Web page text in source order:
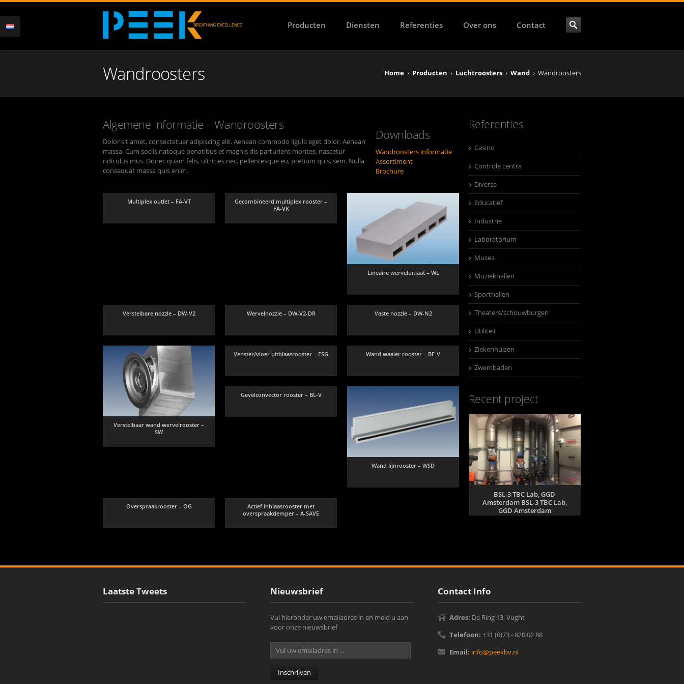
Producten Diensten Referenties Over ons Contact
Wandroosters Home › Producten › Luchtroosters › Wand › Wandroosters
Algemene informatie – Wandroosters
Dolor sit amet, consectetuer adipiscing elit. Aenean commodo ligula eget dolor. Aenean
massa. Cum sociis natoque penatibus et magnis dis parturient montes, nascetur
ridiculus mus. Donec quam felis, ultricies nec, pellentesque eu, pretium quis, sem. Nulla
consequat massa quis enim.
Downloads
Wandroosters informatie
Assortiment
Brochure
Multiplex outlet – FA-VT
Gecombineerd multiplex rooster –
FA-VK
Lineaire werveluitlaat – WL
Verstelbare nozzle – DW-V2 Wervelnozzle – DW-V2-DR Vaste nozzle – DW-N2
Verstelbaar wand wervelrooster –
SW
Venster/vloer uitblaasrooster – FSG Wand waaier rooster – BF-V
Gevelconvector rooster – BL-V
Wand lijnrooster – WSD
Overspraakrooster – OG
Actief inblaasrooster met
overspraakdemper – A-SAVE
Referenties
Casino
Controle centra
Diverse
Educatief
Industrie
Laboratorium
Musea
Muziekhallen
Sporthallen
Theaters/schouwburgen
Utiliteit
Ziekenhuizen
Zwembaden
Recent project
BSL-3 TBC Lab, GGD
Amsterdam BSL-3 TBC Lab,
GGD Amsterdam
Laatste Tweets Nieuwsbrief
Vul hieronder uw emailadres in en meld u aan
voor onze nieuwsbrief
Contact Info
Adres: De Ring 13, Vught‎
Telefoon: +31 (0)73 - 820 02 88
Email: info@peekbv.nl